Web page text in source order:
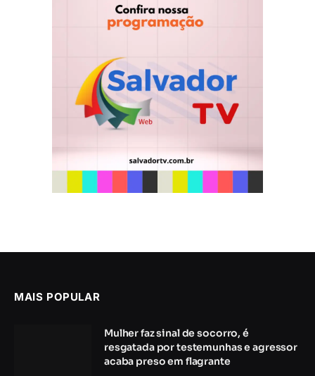
MAIS POPULAR
Mulher faz sinal de socorro, é
resgatada por testemunhas e agressor
acaba preso em flagrante